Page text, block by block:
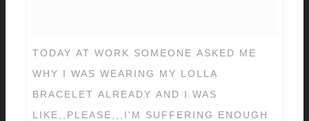
TODAY AT WORK SOMEONE ASKED ME
WHY I WAS WEARING MY LOLLA
BRACELET ALREADY AND I WAS
LIKE,,PLEASE,,,I'M SUFFERING ENOUGH